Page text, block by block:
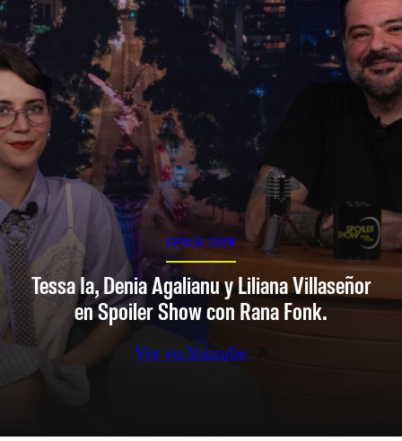
SPOILER SHOW
Tessa Ia, Denia Agalianu y Liliana Villaseñor
en Spoiler Show con Rana Fonk.
Ver en Youtube